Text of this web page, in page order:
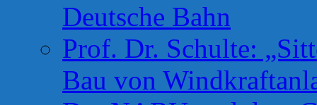
Deutsche Bahn
Prof. Dr. Schulte:
Bau von